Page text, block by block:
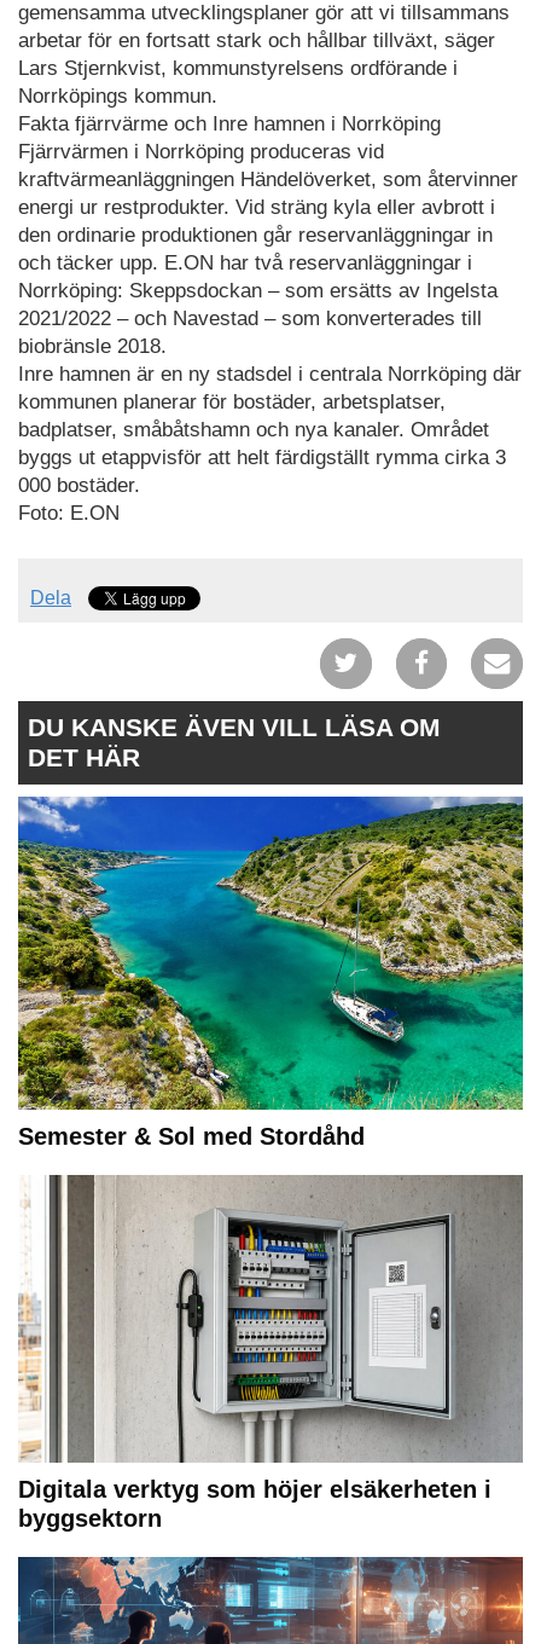
gemensamma utvecklingsplaner gör att vi tillsammans
arbetar för en fortsatt stark och hållbar tillväxt, säger
Lars Stjernkvist, kommunstyrelsens ordförande i
Norrköpings kommun.
Fakta fjärrvärme och Inre hamnen i Norrköping
Fjärrvärmen i Norrköping produceras vid
kraftvärmeanläggningen Händelöverket, som återvinner
energi ur restprodukter. Vid sträng kyla eller avbrott i
den ordinarie produktionen går reservanläggningar in
och täcker upp. E.ON har två reservanläggningar i
Norrköping: Skeppsdockan – som ersätts av Ingelsta
2021/2022 – och Navestad – som konverterades till
biobränsle 2018.
Inre hamnen är en ny stadsdel i centrala Norrköping där
kommunen planerar för bostäder, arbetsplatser,
badplatser, småbåtshamn och nya kanaler. Området
byggs ut etappvisför att helt färdigställt rymma cirka 3
000 bostäder.
Foto: E.ON
Dela
DU KANSKE ÄVEN VILL LÄSA OM
DET HÄR
Semester & Sol med Stordåhd
Digitala verktyg som höjer elsäkerheten i
byggsektorn